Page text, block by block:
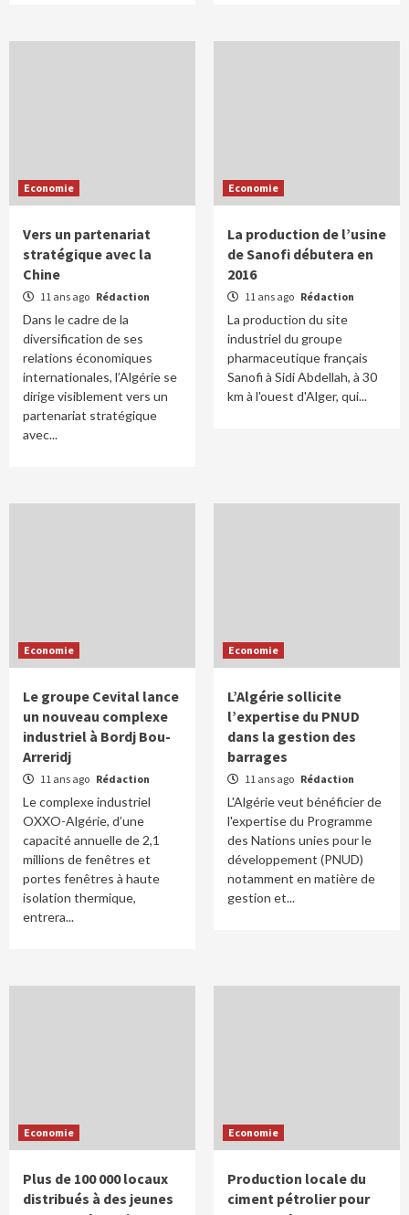
Economie
Vers un partenariat
stratégique avec la
Chine
11 ans ago Rédaction
Dans le cadre de la
diversification de ses
relations économiques
internationales, l’Algérie se
dirige visiblement vers un
partenariat stratégique
avec...
Economie
La production de l’usine
de Sanofi débutera en
2016
11 ans ago Rédaction
La production du site
industriel du groupe
pharmaceutique français
Sanofi à Sidi Abdellah, à 30
km à l'ouest d'Alger, qui...
Economie
Le groupe Cevital lance
un nouveau complexe
industriel à Bordj Bou-
Arreridj
11 ans ago Rédaction
Le complexe industriel
OXXO-Algérie, d’une
capacité annuelle de 2,1
millions de fenêtres et
portes fenêtres à haute
isolation thermique,
entrera...
Economie
L’Algérie sollicite
l’expertise du PNUD
dans la gestion des
barrages
11 ans ago Rédaction
L'Algérie veut bénéficier de
l'expertise du Programme
des Nations unies pour le
développement (PNUD)
notamment en matière de
gestion et...
Economie
Plus de 100 000 locaux
distribués à des jeunes
Economie
Production locale du
ciment pétrolier pour